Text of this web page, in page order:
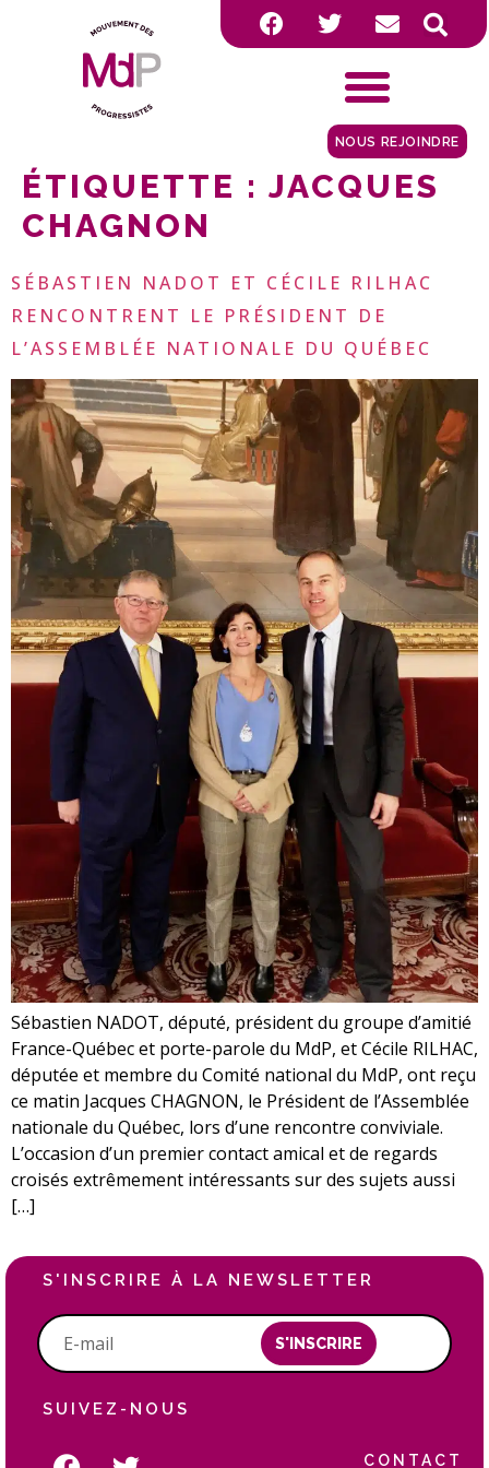
NOUS REJOINDRE
ÉTIQUETTE : JACQUES
CHAGNON
SÉBASTIEN NADOT ET CÉCILE RILHAC
RENCONTRENT LE PRÉSIDENT DE
L’ASSEMBLÉE NATIONALE DU QUÉBEC
Sébastien NADOT, député, président du groupe d’amitié
France-Québec et porte-parole du MdP, et Cécile RILHAC,
députée et membre du Comité national du MdP, ont reçu
ce matin Jacques CHAGNON, le Président de l’Assemblée
nationale du Québec, lors d’une rencontre conviviale.
L’occasion d’un premier contact amical et de regards
croisés extrêmement intéressants sur des sujets aussi
[…]
S'INSCRIRE À LA NEWSLETTER
S'INSCRIRE
SUIVEZ-NOUS
CONTACT